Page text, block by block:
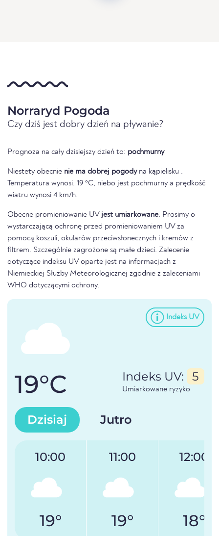
Norraryd Pogoda
Czy dziś jest dobry dzień na pływanie?
Prognoza na cały dzisiejszy dzień to: pochmurny
Niestety obecnie nie ma dobrej pogodyna kąpielisku .
Temperatura wynosi. 19 °C, niebo jest pochmurny a prędkość
wiatru wynosi 4 km/h.
Obecne promieniowanie UV jest umiarkowane. Prosimy o
wystarczającą ochronę przed promieniowaniem UV za
pomocą koszuli, okularów przeciwsłonecznych i kremów z
filtrem. Szczególnie zagrożone są małe dzieci. Zalecenie
dotyczące indeksu UV oparte jest na informacjach z
Niemieckiej Służby Meteorologicznej zgodnie z zaleceniami
WHO dotyczącymi ochrony.
Indeks UV
19°C Indeks UV: 5
Umiarkowane ryzyko
Dzisiaj Jutro
10:00
19°
11:00
19°
12:00
18°